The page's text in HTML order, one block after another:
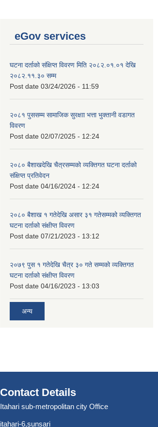
eGov services
घटना दर्ताको संक्षिप्त विवरण मिति २०८२.०१.०१ देखि
२०८२.११.३० सम्म
Post date 03/24/2026 - 11:59
२०८१ पुससम्म सामाजिक सुरक्षाा भत्ता भुक्तानी वडागत
विवरण
Post date 02/07/2025 - 12:24
२०८० बैशाखदेखि चैत्रसम्मको व्यक्तिगत घटना दर्ताको
संक्षिप्त प्रतिवेदन
Post date 04/16/2024 - 12:24
२०८० बैशाख १ गतेदेखि असार ३१ गतेसम्मको व्यक्तिगत
घटना दर्ताको संक्षीप्त विवरण
Post date 07/21/2023 - 13:12
२०७९ पुस १ गतेदेखि चैत्र ३० गते सम्मको व्यक्तिगत
घटना दर्ताको संक्षीप्त विवरण
Post date 04/16/2023 - 13:03
अन्य
Contact Details
Itahari sub-metropolitan city Office
itahari-6,sunsari